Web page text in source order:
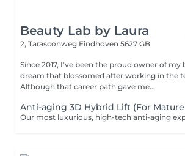
Beauty Lab by Laura
2, Tarasconweg Eindhoven 5627 GB
Since 2017, I've been the proud owner of my
dream that blossomed after working in the
Although that career path gave me...
Anti-aging 3D Hybrid Lift (For